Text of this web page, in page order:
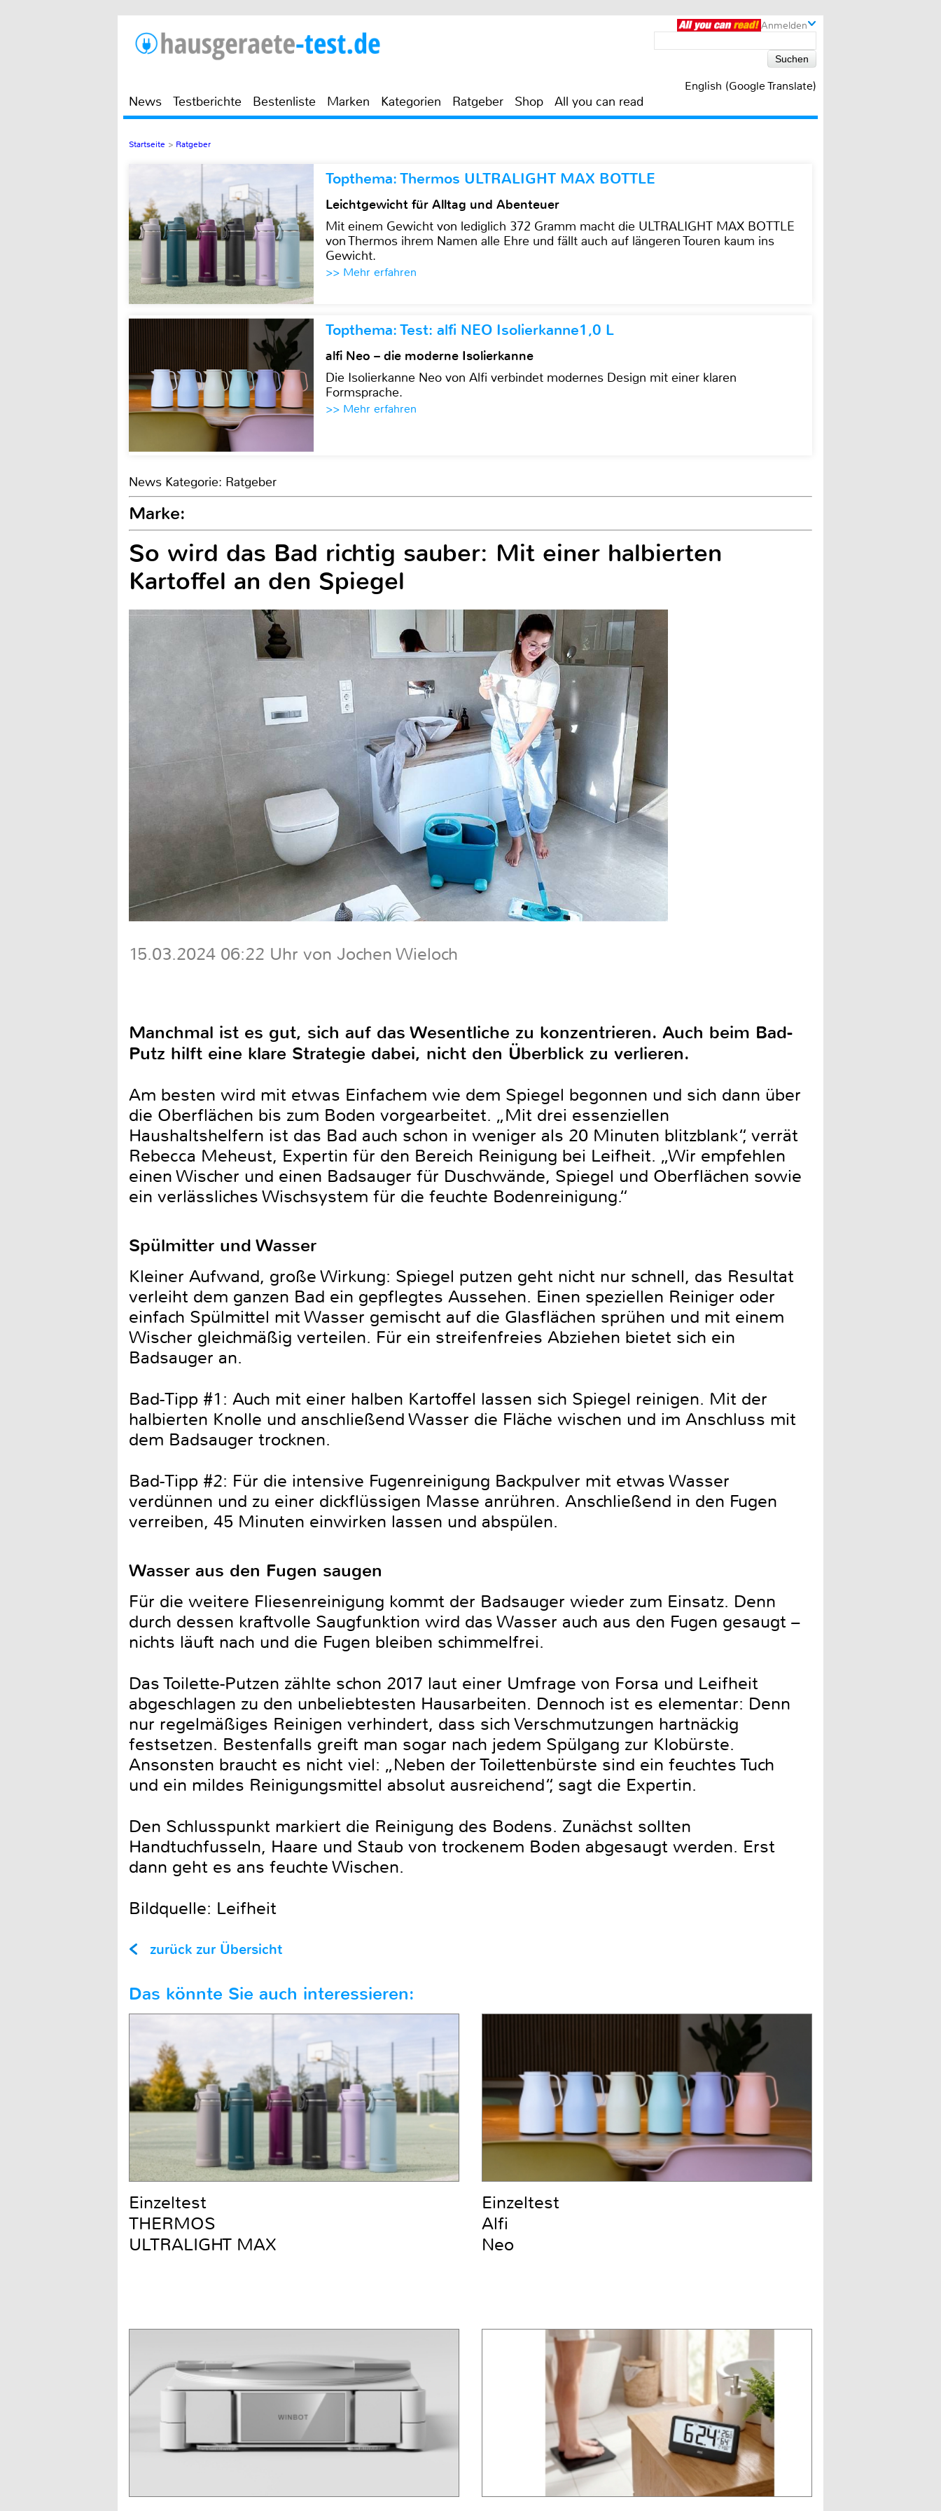
Anmelden
English (Google Translate)
News Testberichte Bestenliste Marken Kategorien Ratgeber Shop All you can read
Startseite > Ratgeber
Topthema: Thermos ULTRALIGHT MAX BOTTLE
Leichtgewicht für Alltag und Abenteuer
Mit einem Gewicht von lediglich 372 Gramm macht die ULTRALIGHT MAX BOTTLE
von Thermos ihrem Namen alle Ehre und fällt auch auf längeren Touren kaum ins
Gewicht.
>> Mehr erfahren
Topthema: Test: alfi NEO Isolierkanne1,0 L
alfi Neo – die moderne Isolierkanne
Die Isolierkanne Neo von Alfi verbindet modernes Design mit einer klaren
Formsprache.
>> Mehr erfahren
News Kategorie: Ratgeber
Marke:
So wird das Bad richtig sauber: Mit einer halbierten
Kartoffel an den Spiegel
15.03.2024 06:22 Uhr von Jochen Wieloch
Manchmal ist es gut, sich auf das Wesentliche zu konzentrieren. Auch beim Bad-
Putz hilft eine klare Strategie dabei, nicht den Überblick zu verlieren.
Am besten wird mit etwas Einfachem wie dem Spiegel begonnen und sich dann über
die Oberflächen bis zum Boden vorgearbeitet. „Mit drei essenziellen
Haushaltshelfern ist das Bad auch schon in weniger als 20 Minuten blitzblank“, verrät
Rebecca Meheust, Expertin für den Bereich Reinigung bei Leifheit. „Wir empfehlen
einen Wischer und einen Badsauger für Duschwände, Spiegel und Oberflächen sowie
ein verlässliches Wischsystem für die feuchte Bodenreinigung.“
Spülmitter und Wasser
Kleiner Aufwand, große Wirkung: Spiegel putzen geht nicht nur schnell, das Resultat
verleiht dem ganzen Bad ein gepflegtes Aussehen. Einen speziellen Reiniger oder
einfach Spülmittel mit Wasser gemischt auf die Glasflächen sprühen und mit einem
Wischer gleichmäßig verteilen. Für ein streifenfreies Abziehen bietet sich ein
Badsauger an.
Bad-Tipp #1: Auch mit einer halben Kartoffel lassen sich Spiegel reinigen. Mit der
halbierten Knolle und anschließend Wasser die Fläche wischen und im Anschluss mit
dem Badsauger trocknen.
Bad-Tipp #2: Für die intensive Fugenreinigung Backpulver mit etwas Wasser
verdünnen und zu einer dickflüssigen Masse anrühren. Anschließend in den Fugen
verreiben, 45 Minuten einwirken lassen und abspülen.
Wasser aus den Fugen saugen
Für die weitere Fliesenreinigung kommt der Badsauger wieder zum Einsatz. Denn
durch dessen kraftvolle Saugfunktion wird das Wasser auch aus den Fugen gesaugt –
nichts läuft nach und die Fugen bleiben schimmelfrei.
Das Toilette-Putzen zählte schon 2017 laut einer Umfrage von Forsa und Leifheit
abgeschlagen zu den unbeliebtesten Hausarbeiten. Dennoch ist es elementar: Denn
nur regelmäßiges Reinigen verhindert, dass sich Verschmutzungen hartnäckig
festsetzen. Bestenfalls greift man sogar nach jedem Spülgang zur Klobürste.
Ansonsten braucht es nicht viel: „Neben der Toilettenbürste sind ein feuchtes Tuch
und ein mildes Reinigungsmittel absolut ausreichend“, sagt die Expertin.
Den Schlusspunkt markiert die Reinigung des Bodens. Zunächst sollten
Handtuchfusseln, Haare und Staub von trockenem Boden abgesaugt werden. Erst
dann geht es ans feuchte Wischen.
Bildquelle: Leifheit
zurück zur Übersicht
Das könnte Sie auch interessieren:
Einzeltest
THERMOS
ULTRALIGHT MAX
Einzeltest
Alfi
Neo